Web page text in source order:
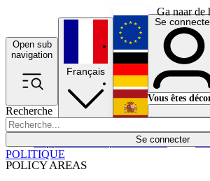
Ga naar de
Open sub
navigation
Recherche
Se connecter
POLICY AREAS
Économie
Français
English
Deutsch
Español
Se
Vous êtes
POLITIQUE